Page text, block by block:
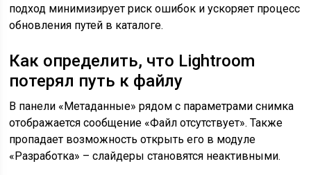
подход минимизирует риск ошибок и ускоряет процесс
обновления путей в каталоге.
Как определить, что Lightroom
потерял путь к файлу
В панели «Метаданные» рядом с параметрами снимка
отображается сообщение «Файл отсутствует». Также
пропадает возможность открыть его в модуле
«Разработка» – слайдеры становятся неактивными.